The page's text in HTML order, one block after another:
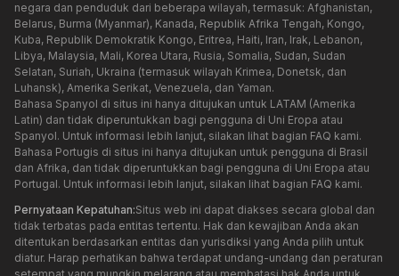
negara dan penduduk dari beberapa wilayah, termasuk: Afghanistan,
Belarus, Burma (Myanmar), Kanada, Republik Afrika Tengah, Kongo,
Kuba, Republik Demokratik Kongo, Eritrea, Haiti, Iran, Irak, Lebanon,
Libya, Malaysia, Mali, Korea Utara, Rusia, Somalia, Sudan, Sudan
Selatan, Suriah, Ukraina (termasuk wilayah Krimea, Donetsk, dan
Luhansk), Amerika Serikat, Venezuela, dan Yaman.
Bahasa Spanyol di situs ini hanya ditujukan untuk LATAM (Amerika
Latin) dan tidak diperuntukkan bagi pengguna di Uni Eropa atau
Spanyol. Untuk informasi lebih lanjut, silakan lihat bagian FAQ kami.
Bahasa Portugis di situs ini hanya ditujukan untuk pengguna di Brasil
dan Afrika, dan tidak diperuntukkan bagi pengguna di Uni Eropa atau
Portugal. Untuk informasi lebih lanjut, silakan lihat bagian FAQ kami.
Pernyataan Kepatuhan:Situs web ini dapat diakses secara global dan
tidak terbatas pada entitas tertentu. Hak dan kewajiban Anda akan
ditentukan berdasarkan entitas dan yurisdiksi yang Anda pilih untuk
diatur. Harap perhatikan bahwa terdapat undang-undang dan peraturan